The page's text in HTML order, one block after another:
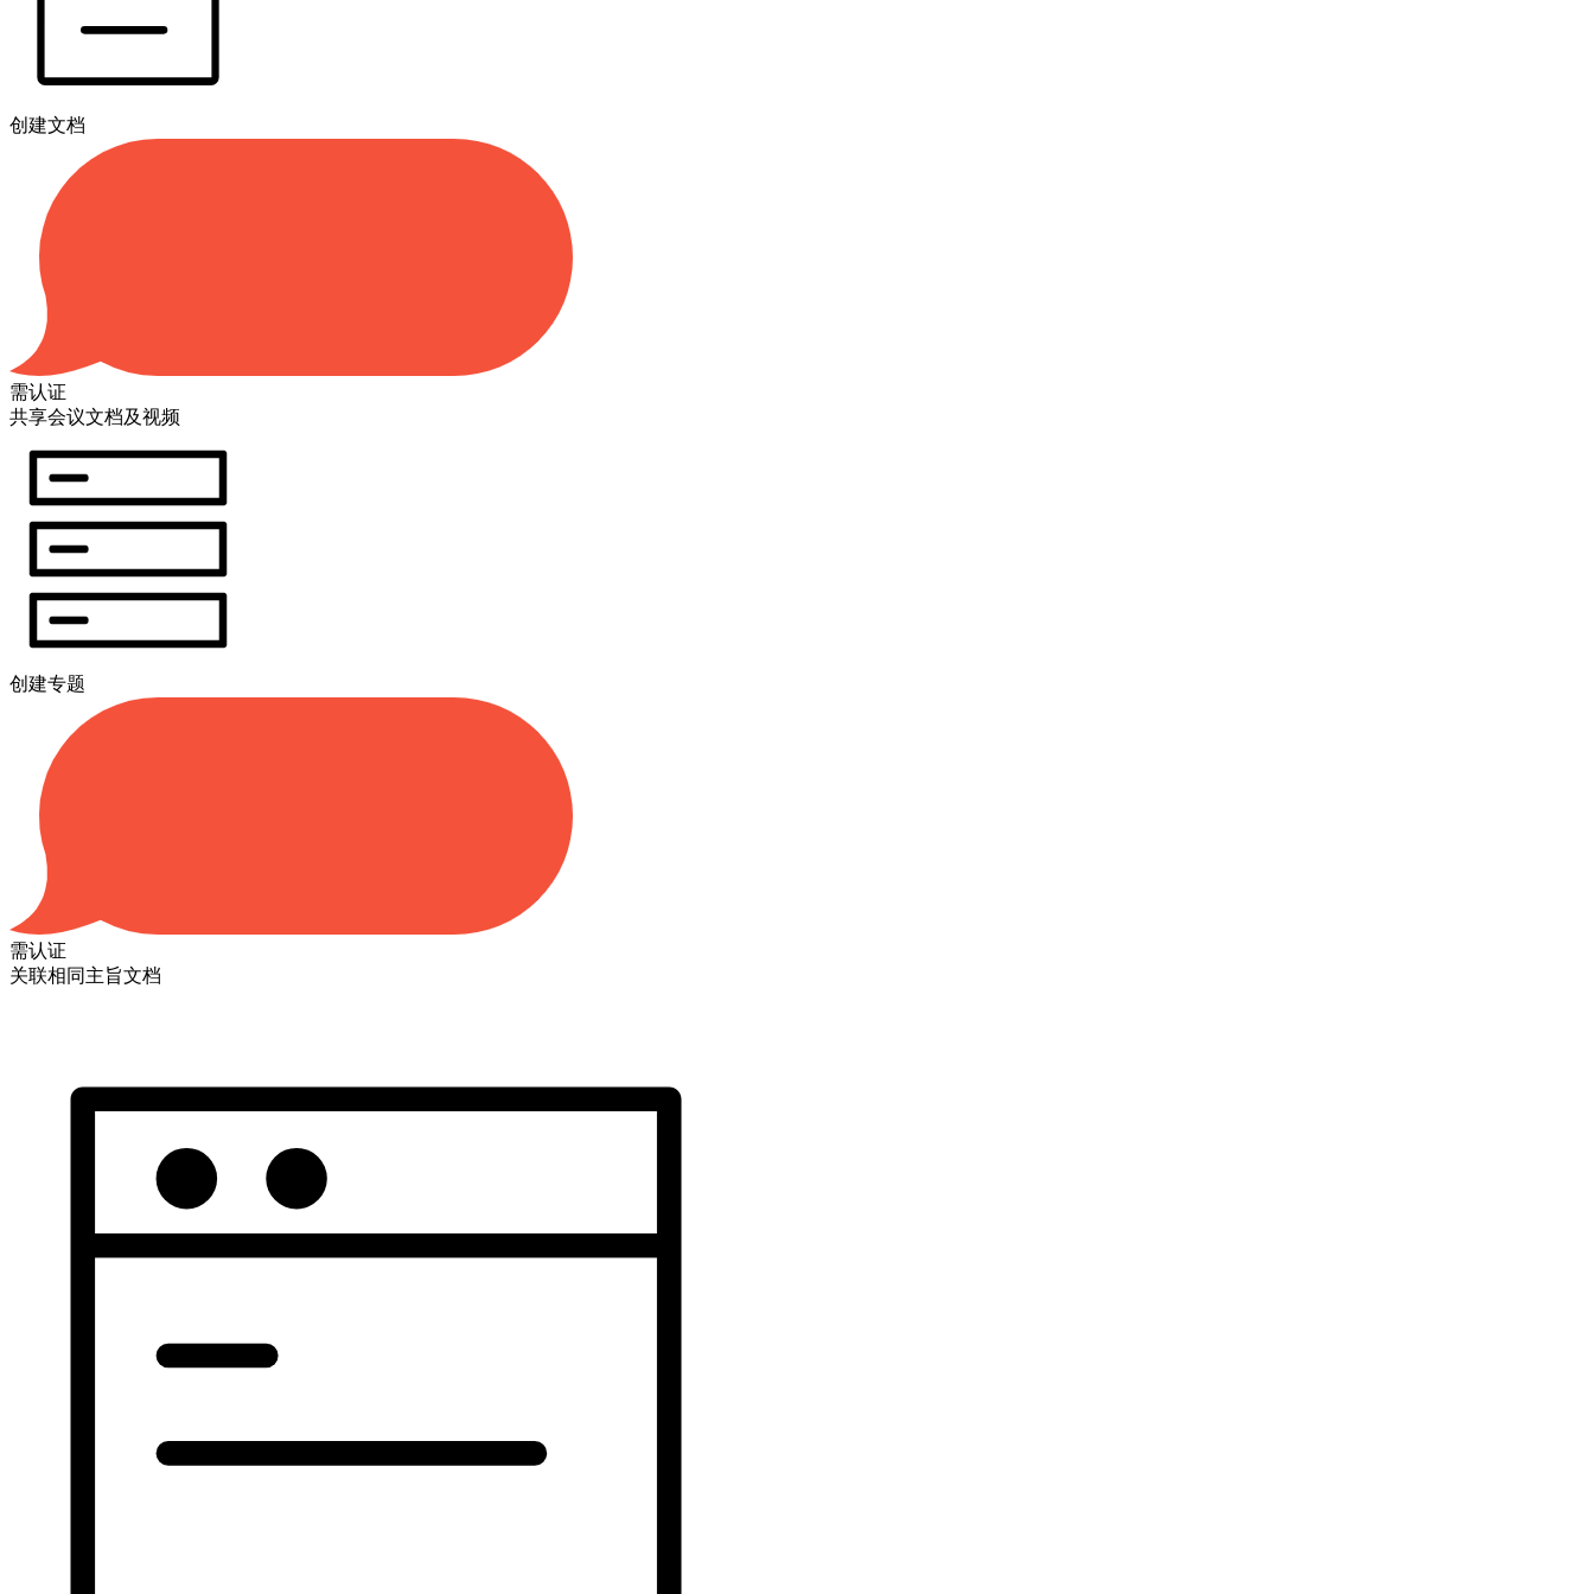
创建文档
需认证
共享会议文档及视频
创建专题
需认证
关联相同主旨文档